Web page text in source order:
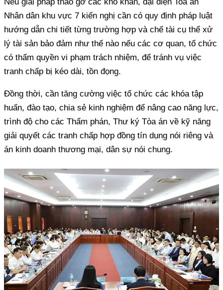
Nhân dân khu vực 7 kiến nghị cần có quy định pháp luật
hướng dẫn chi tiết từng trường hợp và chế tài cụ thể xử
lý tài sản bảo đảm như thế nào nếu các cơ quan, tổ chức
có thẩm quyền vi phạm trách nhiệm, để tránh vụ việc
tranh chấp bị kéo dài, tồn đọng.
Đồng thời, cần tăng cường việc tổ chức các khóa tập
huấn, đào tạo, chia sẻ kinh nghiệm để nâng cao năng lực,
trình độ cho các Thẩm phán, Thư ký Tòa án về kỹ năng
giải quyết các tranh chấp hợp đồng tín dụng nói riêng và
án kinh doanh thương mại, dân sự nói chung.